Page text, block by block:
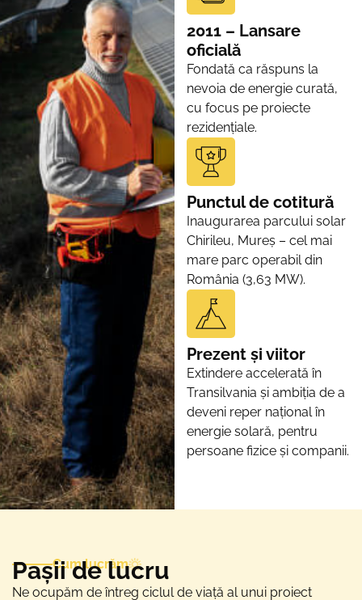
2011 – Lansare
oficială
Fondată ca răspuns la
nevoia de energie curată,
cu focus pe proiecte
rezidențiale.
Punctul de cotitură
Inaugurarea parcului solar
Chirileu, Mureș – cel mai
mare parc operabil din
România (3,63 MW).
Prezent și viitor
Extindere accelerată în
Transilvania și ambiția de a
deveni reper național în
energie solară, pentru
persoane fizice și companii.
Cum lucrăm
Pașii de lucru
Ne ocupăm de întreg ciclul de viață al unui proiect